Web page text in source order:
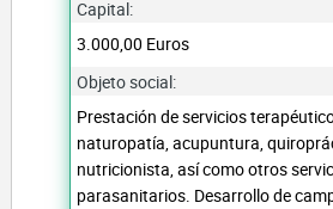
Capital:
3.000,00 Euros
Objeto social:
Prestación de servicios
naturopatía, acupuntura,
nutricionista, así como otros
parasanitarios. Desarrollo de